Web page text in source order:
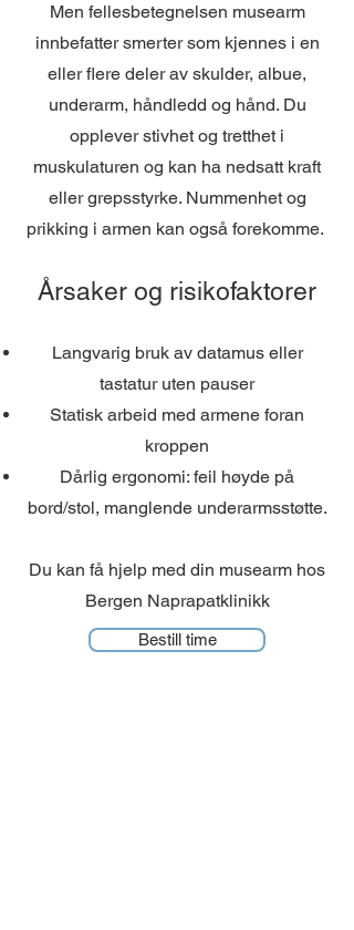
Men fellesbetegnelsen musearm
innbefatter smerter som kjennes i en
eller flere deler av skulder, albue,
underarm, håndledd og hånd. Du
opplever stivhet og tretthet i
muskulaturen og kan ha nedsatt kraft
eller grepsstyrke. Nummenhet og
prikking i armen kan også forekomme.
Årsaker og risikofaktorer
Langvarig bruk av datamus eller
tastatur uten pauser
Statisk arbeid med armene foran
kroppen
Dårlig ergonomi: feil høyde på
bord/stol, manglende underarmsstøtte.
Du kan få hjelp med din musearm hos
Bergen Naprapatklinikk
Bestill time